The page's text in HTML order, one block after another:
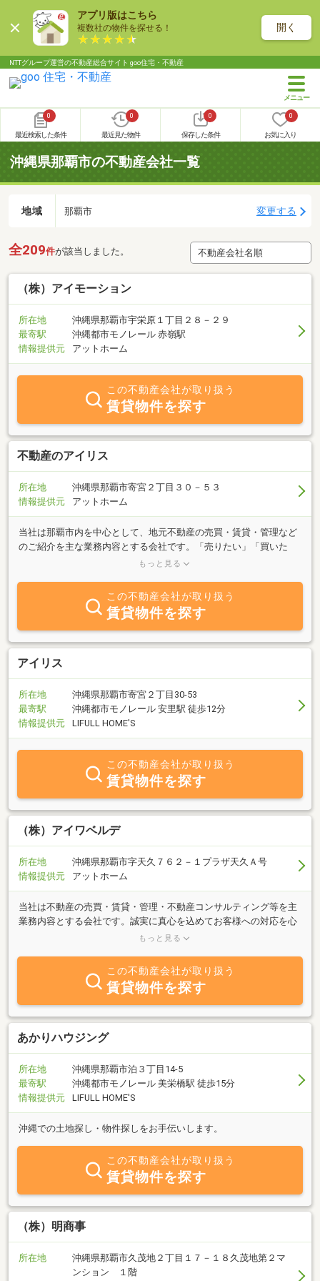
アプリ版はこちら
複数社の物件を探せる！ 開く
NTTグループ運営の不動産総合サイト goo住宅・不動産
0
最近検索した条件
0
最近見た物件
0
保存した条件
0
お気に入り
沖縄県那覇市の不動産会社一覧
地域 那覇市 変更する
全209件が該当しました。
（株）アイモーション
所在地
沖縄県那覇市宇栄原１丁目２８－２９
最寄駅
沖縄都市モノレール 赤嶺駅
情報提供元
アットホーム
この不動産会社が取り扱う
賃貸物件を探す
不動産のアイリス
所在地
沖縄県那覇市寄宮２丁目３０－５３
情報提供元
アットホーム
当社は那覇市内を中心として、地元不動産の売買・賃貸・管理など
のご紹介を主な業務内容とする会社です。「売りたい」「買いた
い」「貸したい」「借りたい」ご希望の方は、不動産に関する質問
のご希望に併せたスピーディな対応を心掛けております。ぜひ、当
社へご相談ください。
もっと見る
この不動産会社が取り扱う
賃貸物件を探す
アイリス
所在地
沖縄県那覇市寄宮２丁目30-53
最寄駅
沖縄都市モノレール 安里駅 徒歩12分
情報提供元
LIFULL HOME'S
この不動産会社が取り扱う
賃貸物件を探す
（株）アイワベルデ
所在地
沖縄県那覇市字天久７６２－１プラザ天久Ａ号
情報提供元
アットホーム
当社は不動産の売買・賃貸・管理・不動産コンサルティング等を主
業務内容とする会社です。誠実に真心を込めてお客様への対応を心
がけております。不動産に関するご質問等はお気軽にご相談下さ
もっと見る
この不動産会社が取り扱う
賃貸物件を探す
あかりハウジング
所在地
沖縄県那覇市泊３丁目14-5
最寄駅
沖縄都市モノレール 美栄橋駅 徒歩15分
情報提供元
LIFULL HOME'S
沖縄での土地探し・物件探しをお手伝いします。
この不動産会社が取り扱う
賃貸物件を探す
（株）明商事
所在地
沖縄県那覇市久茂地２丁目１７－１８久茂地第２マ
ンション １階